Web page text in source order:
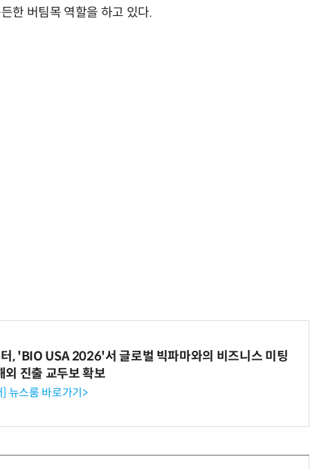
한 버팀목 역할을 하고 있다.
, 'BIO USA 2026'서 글로벌 빅파마와의 비즈니스 미팅
진출 교두보 확보
뉴스룸 바로가기>